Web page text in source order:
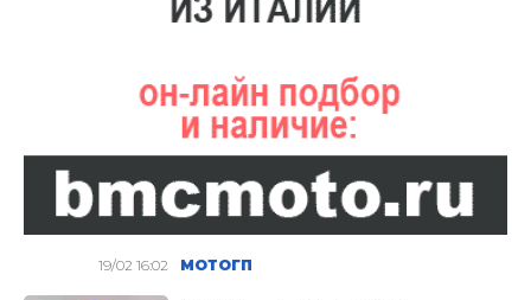
19/02 16:02 МОТОГП